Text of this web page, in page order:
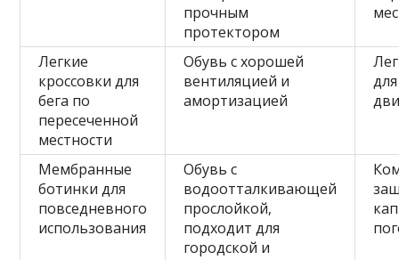
прочным
протектором
Легкие
кроссовки для
бега по
пересеченной
местности
Обувь с хорошей
вентиляцией и
амортизацией
Мембранные
ботинки для
повседневного
использования
Обувь с
водоотталкивающей
прослойкой,
подходит для
городской и